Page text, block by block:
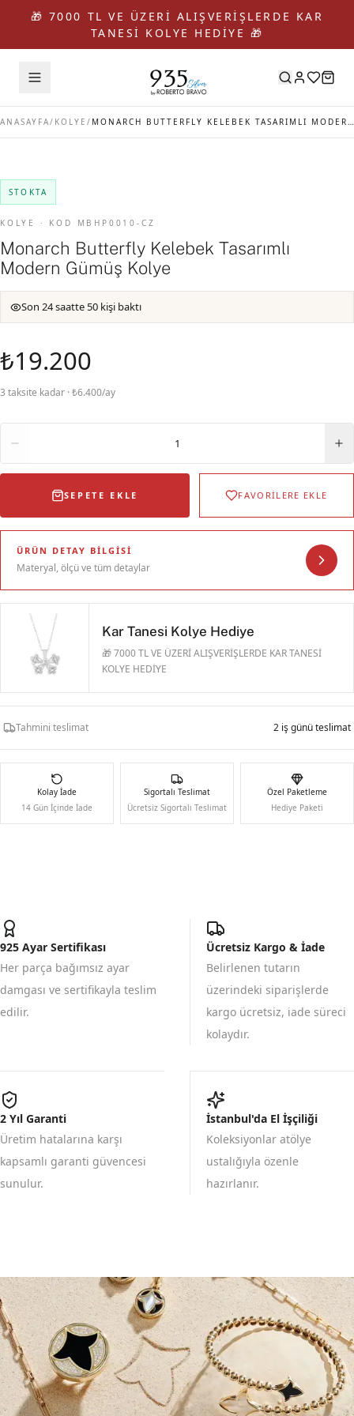
🎁 7000 TL VE ÜZERİ ALIŞVERİŞLERDE KAR
TANESİ KOLYE HEDİYE 🎁
ANASAYFA/ KOLYE / MONARCH BUTTERFLY KELEBEK TASARIMLI MODERN GÜMÜŞ KOLYE
STOKTA
KOLYE · KOD MBHP0010-CZ
Monarch Butterfly Kelebek Tasarımlı
Modern Gümüş Kolye
Son 24 saatte 50 kişi baktı
₺19.200
3 taksite kadar · ₺6.400/ay
1
SEPETE EKLE FAVORİLERE EKLE
ÜRÜN DETAY BILGISI
Materyal, ölçü ve tüm detaylar
Kar Tanesi Kolye Hediye
🎁 7000 TL VE ÜZERİ ALIŞVERİŞLERDE KAR TANESİ
KOLYE HEDİYE
Tahmini teslimat 2 iş günü teslimat
Kolay İade
14 Gün İçinde İade
Sigortalı Teslimat
Ücretsiz Sigortalı Teslimat
Özel Paketleme
Hediye Paketi
925 Ayar Sertifikası
Her parça bağımsız ayar
damgası ve sertifikayla teslim
edilir.
Ücretsiz Kargo & İade
Belirlenen tutarın
üzerindeki siparişlerde
kargo ücretsiz, iade süreci
kolaydır.
2 Yıl Garanti
Üretim hatalarına karşı
kapsamlı garanti güvencesi
sunulur.
İstanbul'da El İşçiliği
Koleksiyonlar atölye
ustalığıyla özenle
hazırlanır.